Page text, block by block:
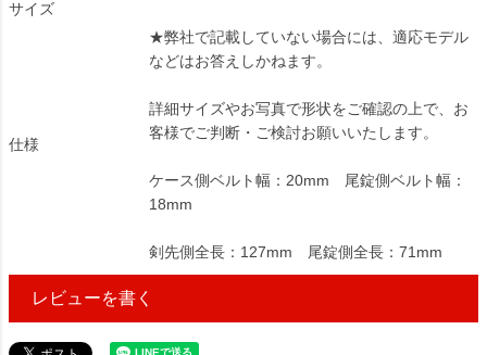
サイズ
仕様
★弊社で記載していない場合には、適応モデル
などはお答えしかねます。
詳細サイズやお写真で形状をご確認の上で、お
客様でご判断・ご検討お願いいたします。
ケース側ベルト幅：20mm 尾錠側ベルト幅：
18mm
剣先側全長：127mm 尾錠側全長：71mm
レビューを書く